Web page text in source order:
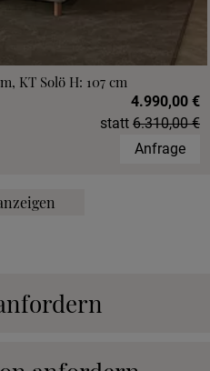
KT Solö H: 107 cm
4.990,00 €
statt 6.310,00 €
Anfrage